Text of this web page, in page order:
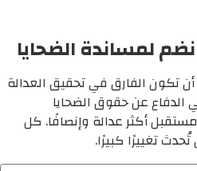
لمساندة الضحايا
تكون الفارق في تحقيق العدالة
الدفاع عن حقوق الضحايا
أكثر عدالة وإنصافًا. كل
تغييرًا كبيرًا.